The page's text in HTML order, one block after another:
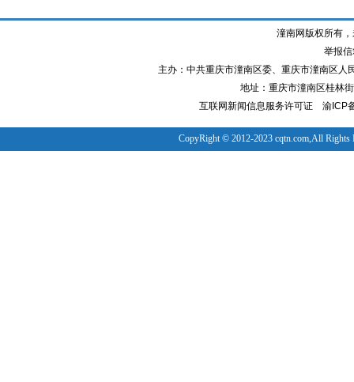
潼南网版权所有
举报
主办：中共重庆市潼南区委、重庆市潼南区
地址：重庆市潼南区桂林
互联网新闻信息服务许可证
渝ICP
CopyRight © 2012-2023 cqtn.com,All Rights